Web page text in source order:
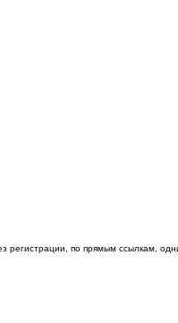
регистрации, по прямым ссылкам,